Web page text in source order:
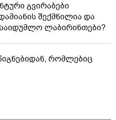
გვირაბები
შექმნილია და
საიდუმლო ლაბირინთები?
რომლებიც